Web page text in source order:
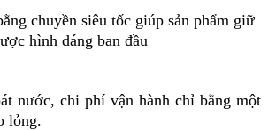
chuyền siêu tốc giúp sản phẩm giữ
hình dáng ban đầu
nước, chi phí vận hành chỉ bằng một
lỏng.